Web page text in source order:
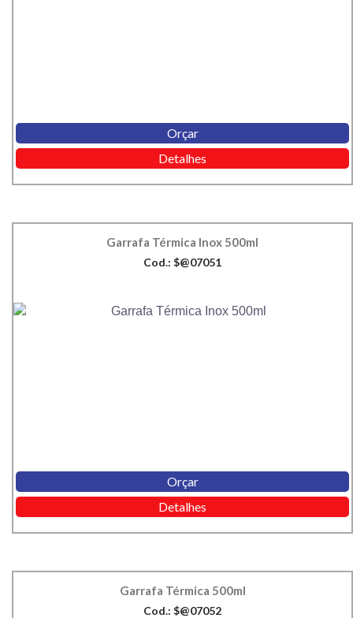
Orçar
Detalhes
Garrafa Térmica Inox 500ml
Cod.: $@07051
Orçar
Detalhes
Garrafa Térmica 500ml
Cod.: $@07052